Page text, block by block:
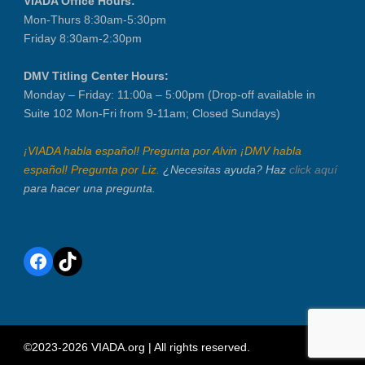
Mon-Thurs 8:30am-5:30pm
Friday 8:30am-2:30pm
DMV Titling Center Hours:
Monday – Friday: 11:00a – 5:00pm (Drop-off available in
Suite 102 Mon-Fri from 9-11am; Closed Sundays)
¡VIADA habla español! Pregunta por Alvin ¡DMV habla
español! Pregunta por Liz. ¿Necesitas ayuda? Haz click aquí
para hacer una pregunta.
Facebook
TikTok
©2023-2026 VIADA.org | All rights reserved.